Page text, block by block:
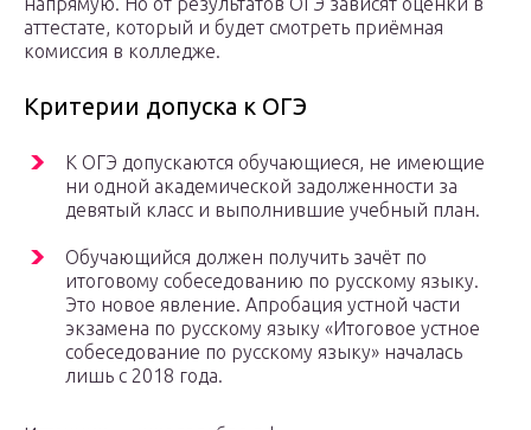
аттестате, который и будет смотреть приёмная
комиссия в колледже.
Критерии допуска к ОГЭ
К ОГЭ допускаются обучающиеся, не имеющие
ни одной академической задолженности за
девятый класс и выполнившие учебный план.
Обучающийся должен получить зачёт по
итоговому собеседованию по русскому языку.
Это новое явление. Апробация устной части
экзамена по русскому языку «Итоговое устное
собеседование по русскому языку» началась
лишь с 2018 года.